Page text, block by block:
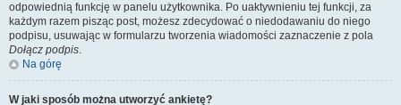
odpowiednią funkcję w panelu użytkownika. Po uaktywnieniu tej funkcji, za
każdym razem pisząc post, możesz zdecydować o niedodawaniu do niego
podpisu, usuwając w formularzu tworzenia wiadomości zaznaczenie z pola
Dołącz podpis.
Na górę
W jaki sposób można utworzyć ankietę?